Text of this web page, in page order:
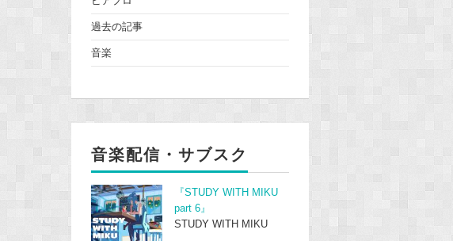
過去の記事
音楽
音楽配信・サブスク
『STUDY WITH MIKU
part 6』
STUDY WITH MIKU